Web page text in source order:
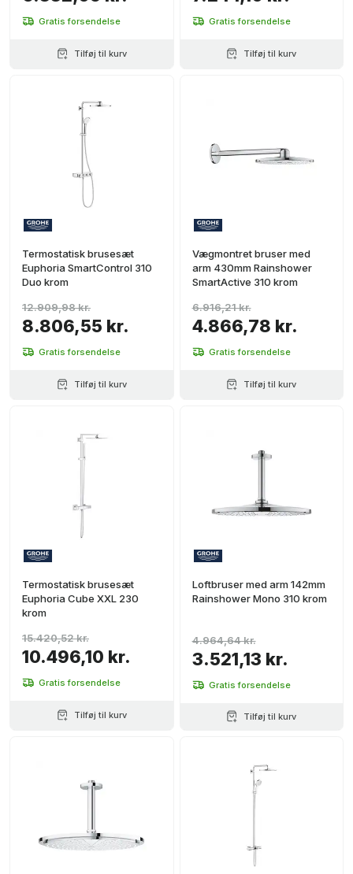
Gratis forsendelse
Tilføj til kurv
Gratis forsendelse
Tilføj til kurv
Termostatisk brusesæt
Euphoria SmartControl 310
Duo krom
8.806,55 kr.
12.909,98 kr.
Gratis forsendelse
Tilføj til kurv
Vægmontret bruser med
arm 430mm Rainshower
SmartActive 310 krom
4.866,78 kr.
6.916,21 kr.
Gratis forsendelse
Tilføj til kurv
Termostatisk brusesæt
Euphoria Cube XXL 230
krom
10.496,10 kr.
15.420,52 kr.
Gratis forsendelse
Tilføj til kurv
Loftbruser med arm 142mm
Rainshower Mono 310 krom
3.521,13 kr.
4.964,64 kr.
Gratis forsendelse
Tilføj til kurv